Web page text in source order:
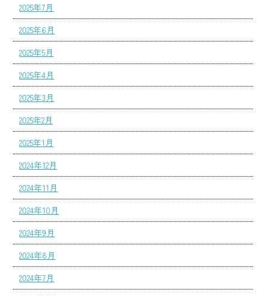
2025年7月
2025年6月
2025年5月
2025年4月
2025年3月
2025年2月
2025年1月
2024年12月
2024年11月
2024年10月
2024年9月
2024年8月
2024年7月